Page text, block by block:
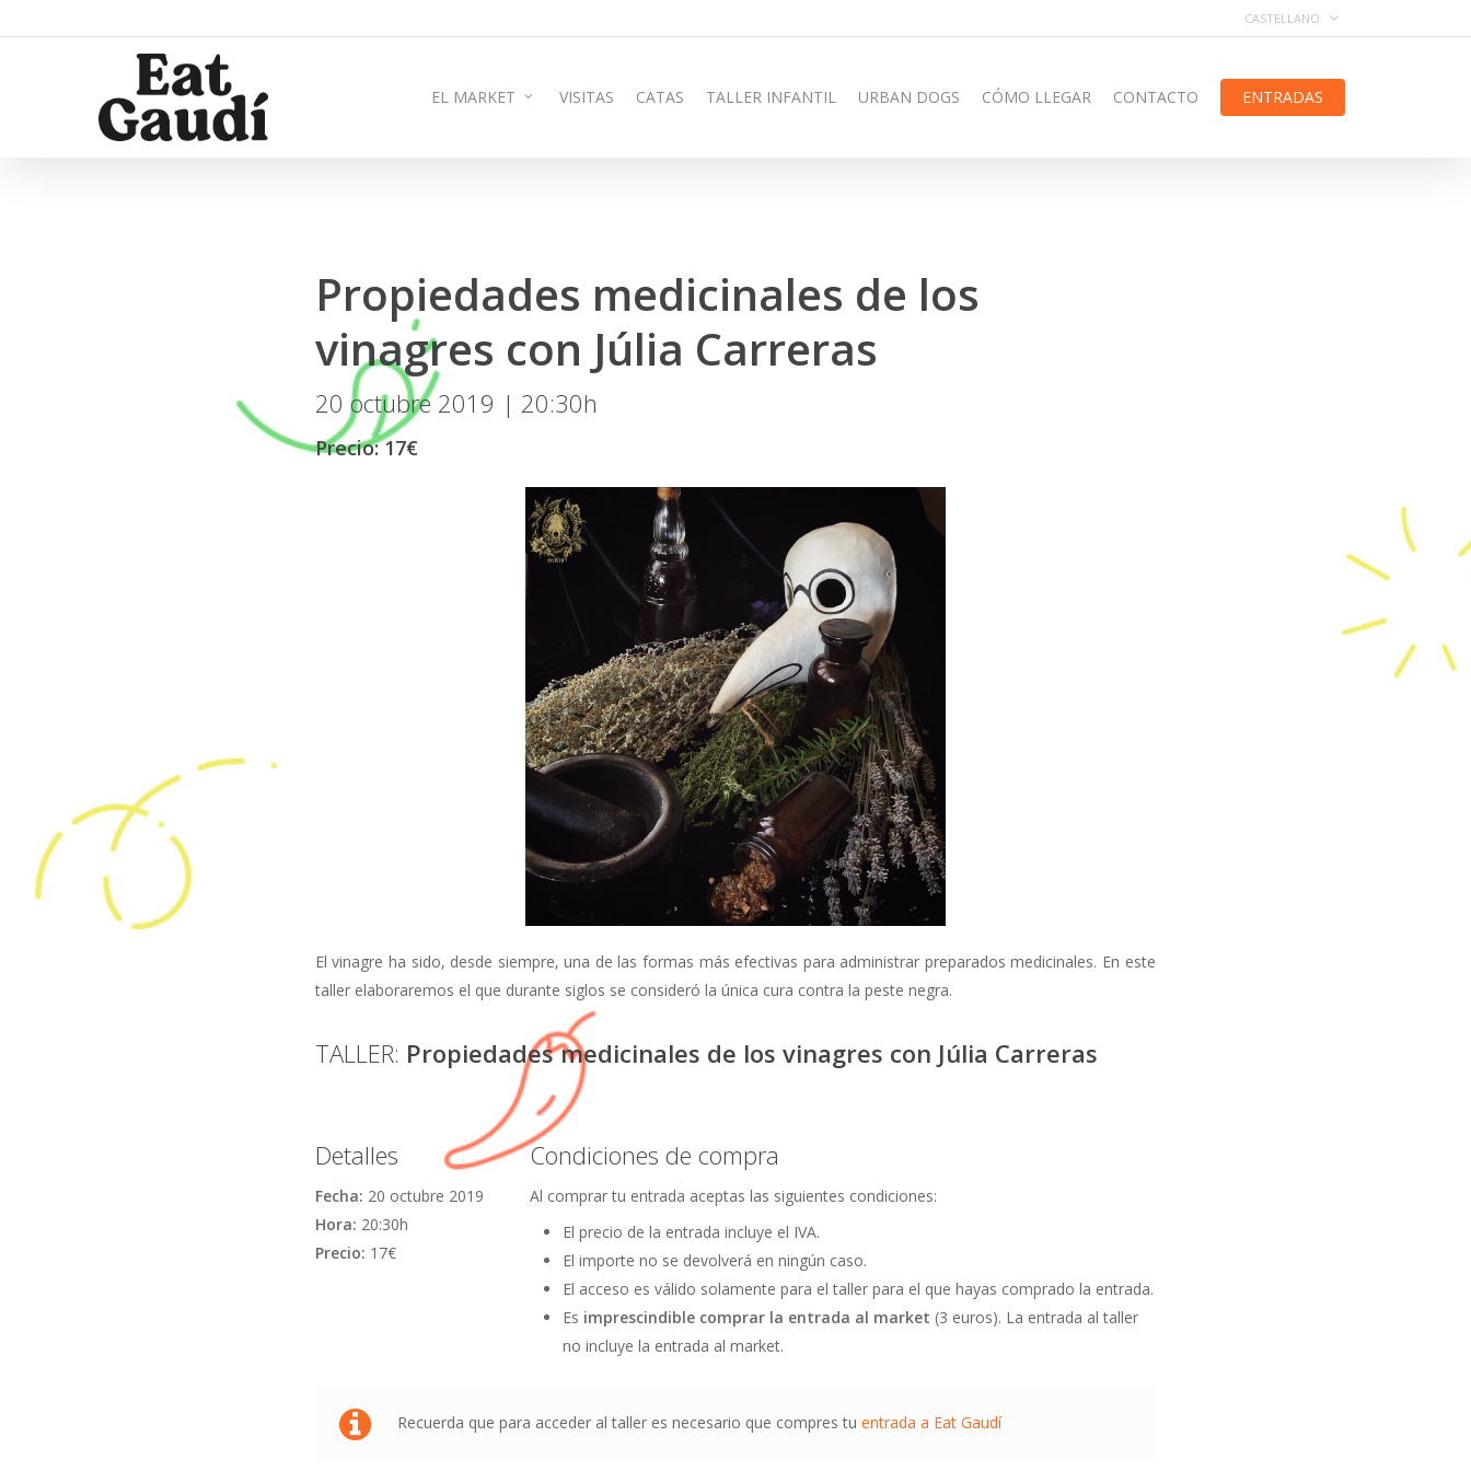
CASTELLANO
EL MARKET VISITAS CATAS TALLER INFANTIL URBAN DOGS CÓMO LLEGAR CONTACTO ENTRADAS
Propiedades medicinales de los
vinagres con Júlia Carreras
20 octubre 2019 | 20:30h
Precio: 17€
El vinagre ha sido, desde siempre, una de las formas más efectivas para administrar preparados medicinales. En este
taller elaboraremos el que durante siglos se consideró la única cura contra la peste negra.
TALLER: Propiedades medicinales de los vinagres con Júlia Carreras
Detalles
Fecha: 20 octubre 2019
Hora: 20:30h
Precio: 17€
Condiciones de compra
Al comprar tu entrada aceptas las siguientes condiciones:
El precio de la entrada incluye el IVA.
El importe no se devolverá en ningún caso.
El acceso es válido solamente para el taller para el que hayas comprado la entrada.
Es imprescindible comprar la entrada al market (3 euros). La entrada al taller
no incluye la entrada al market.
Recuerda que para acceder al taller es necesario que compres tu entrada a Eat Gaudí